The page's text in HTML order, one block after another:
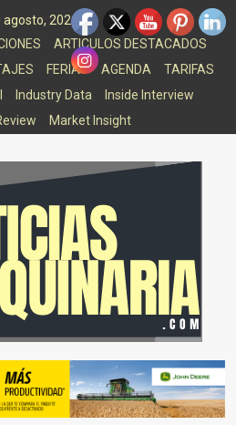
agosto, 2026
ARTICULOS DESTACADOS
FERIAS AGENDA
TARIFAS
Industry Data
Inside Interview
Market Insight